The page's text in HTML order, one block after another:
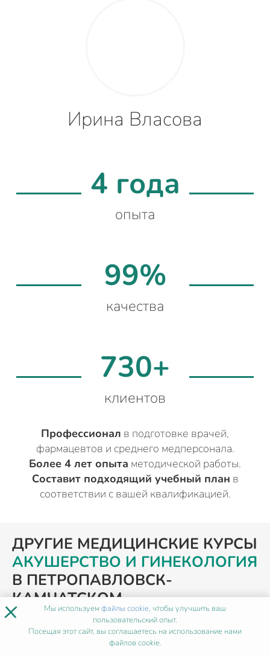
Ирина Власова
4 года
опыта
99%
качества
730+
клиентов
Профессионал в подготовке врачей,
фармацевтов и среднего медперсонала.
Более 4 лет опыта методической работы.
Составит подходящий учебный план в
соответствии с вашей квалификацией.
ДРУГИЕ МЕДИЦИНСКИЕ КУРСЫ
АКУШЕРСТВО И ГИНЕКОЛОГИЯ
В ПЕТРОПАВЛОВСК-
КАМЧАТСКОМ
ПОХОЖИЕ ПРОГРАММЫ
× Мы используемфайлы cookie, чтобы улучшить ваш
пользовательский опыт.
Посещая этот сайт, вы соглашаетесь на использование нами
файлов cookie.